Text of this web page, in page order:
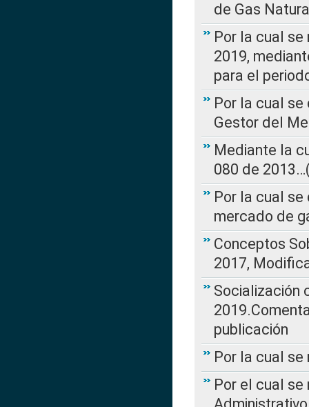
de Gas
Por la cual se
2019,
para el
Por la cual
Gestor del
Mediante la
080 de
Por la cual
mercado de
Conceptos
2017,
Socialización
publicación
Por la cual se
Por el cual